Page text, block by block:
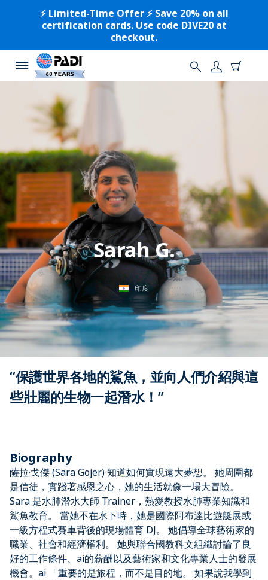
⚡️ Limited-Time Offer ⚡️ Save 20% on all
certification cards. Use code DIVE20 at
checkout.
Sarah G.
印度
“保護世界各地的鯊魚，並向人們介紹與這
些壯麗的生物一起潛水！”
Biography
薩拉·戈傑 (Sara Gojer) 知道如何實現遠大夢想。 她周圍都
是信徒，實踐著感恩之心，她的生活就像一場大冒險。
Sara 是水肺潛水大師 Trainer，熱愛教授水肺專業知識和
鯊魚教育。 當她不在水下時，她是國際阿布達比遊艇展或
一級方程式賽車背後的現場體育 DJ。 她倡導全球藝術家的
職業、社會和經濟權利。 她與聯合國教科文組織討論了良
好的工作條件、ai的薪酬以及藝術家和文化專業人士的發展
機會。ai 「重要的是旅程，而不是目的地。 如果說我學到